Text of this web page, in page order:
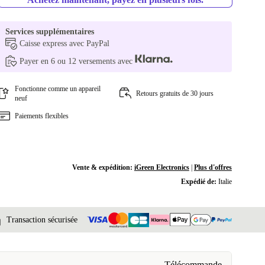
Services supplémentaires
Caisse express avec PayPal
Payer en 6 ou 12 versements avec
Fonctionne comme un appareil
neuf
Retours gratuits de 30 jours
Paiements flexibles
Vente & expédition: iGreen Electronics| Plus d'offres
Expédié de: Italie
Transaction sécurisée